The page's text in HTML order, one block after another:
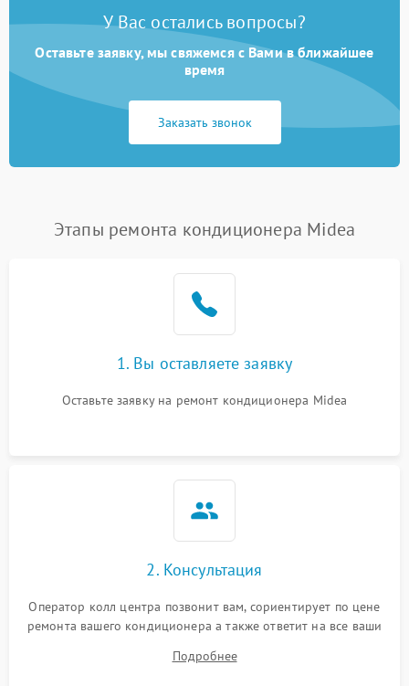
У Вас остались вопросы?
Оставьте заявку, мы свяжемся с Вами в ближайшее
время
Заказать звонок
Этапы ремонта кондиционера Midea
1. Вы оставляете заявку
Оставьте заявку на ремонт кондиционера Midea
2. Консультация
Оператор колл центра позвонит вам, сориентирует по цене
ремонта вашего кондиционера а также ответит на все ваши
Подробнее